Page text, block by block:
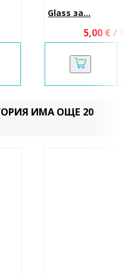
Glass за...
5,00 € /
ИМА ОЩЕ 20